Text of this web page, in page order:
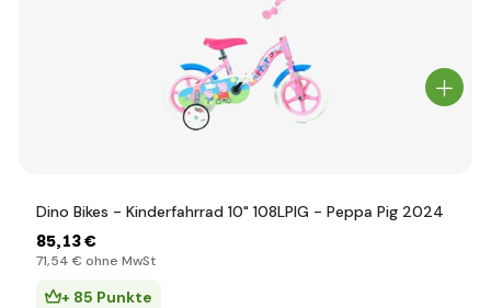
Dino Bikes - Kinderfahrrad 10" 108LPIG - Peppa Pig 2024
85,13 €
71,54 € ohne MwSt
+ 85 Punkte